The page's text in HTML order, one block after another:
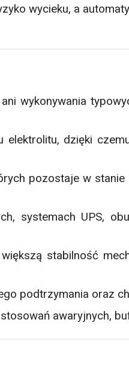
wycieku, a
wykonywania
elektrolitu, dzięki
pozostaje w
systemach UPS,
stabilność
podtrzymania oraz
awaryjnych,